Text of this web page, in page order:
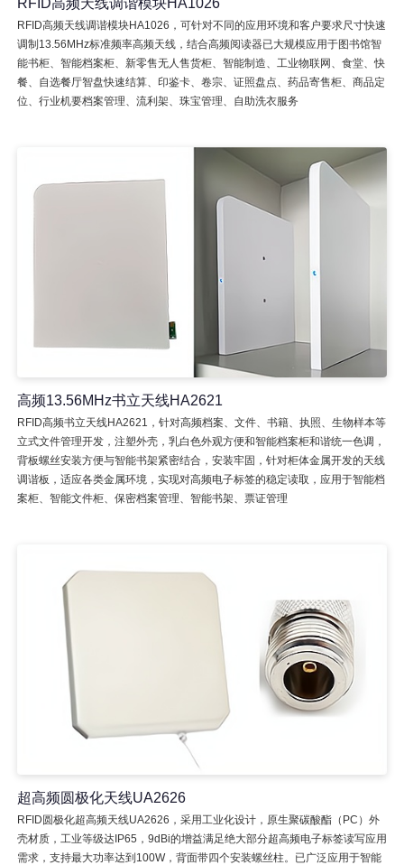
RFID高频天线调谐模块HA1026
RFID高频天线调谐模块HA1026，可针对不同的应用环境和客户要求尺寸快速
调制13.56MHz标准频率高频天线，结合高频阅读器已大规模应用于图书馆智
能书柜、智能档案柜、新零售无人售货柜、智能制造、工业物联网、食堂、快
餐、自选餐厅智盘快速结算、印鉴卡、卷宗、证照盘点、药品寄售柜、商品定
位、行业机要档案管理、流利架、珠宝管理、自助洗衣服务
高频13.56MHz书立天线HA2621
RFID高频书立天线HA2621，针对高频档案、文件、书籍、执照、生物样本等
立式文件管理开发，注塑外壳，乳白色外观方便和智能档案柜和谐统一色调，
背板螺丝安装方便与智能书架紧密结合，安装牢固，针对柜体金属开发的天线
调谐板，适应各类金属环境，实现对高频电子标签的稳定读取，应用于智能档
案柜、智能文件柜、保密档案管理、智能书架、票证管理
超高频圆极化天线UA2626
RFID圆极化超高频天线UA2626，采用工业化设计，原生聚碳酸酯（PC）外
壳材质，工业等级达IP65，9dBi的增益满足绝大部分超高频电子标签读写应用
需求，支持最大功率达到100W，背面带四个安装螺丝柱。已广泛应用于智能